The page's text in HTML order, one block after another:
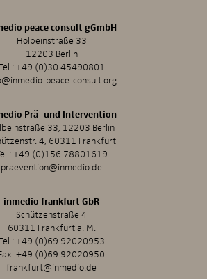
peace consult gGmbH
Holbeinstraße 33
12203 Berlin
+49 (0)30 45490801
peace-consult.org
Prä- und Intervention
33, 12203 Berlin
4, 60311 Frankfurt
+49 (0)156 78801619
praevention@inmedio.de
inmedio frankfurt GbR
Schützenstraße 4
60311 Frankfurt a. M.
+49 (0)69 92020953
+49 (0)69 92020950
frankfurt@inmedio.de